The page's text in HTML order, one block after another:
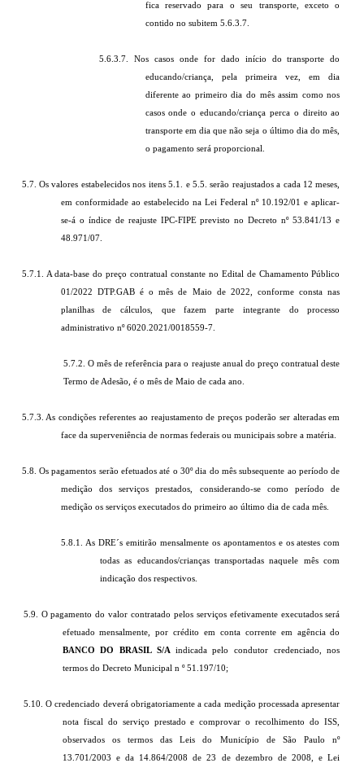
fica reservado para o seu transporte, exceto o
contido no subitem 5.6.3.7.
5.6.3.7. Nos casos onde for dado início do transporte do
educando/criança, pela primeira vez, em dia
diferente ao primeiro dia do mês assim como nos
casos onde o educando/criança perca o direito ao
transporte em dia que não seja o último dia do mês,
o pagamento será proporcional.
5.7. Os valores estabelecidos nos itens 5.1. e 5.5. serão reajustados a cada 12 meses,
em conformidade ao estabelecido na Lei Federal nº 10.192/01 e aplicar-
se-á o índice de reajuste IPC-FIPE previsto no Decreto nº 53.841/13 e
48.971/07.
5.7.1. A data-base do preço contratual constante no Edital de Chamamento Público
01/2022 DTP.GAB é o mês de Maio de 2022, conforme consta nas
planilhas de cálculos, que fazem parte integrante do processo
administrativo nº 6020.2021/0018559-7.
5.7.2. O mês de referência para o reajuste anual do preço contratual deste
Termo de Adesão, é o mês de Maio de cada ano.
5.7.3. As condições referentes ao reajustamento de preços poderão ser alteradas em
face da superveniência de normas federais ou municipais sobre a matéria.
5.8. Os pagamentos serão efetuados até o 30º dia do mês subsequente ao período de
medição dos serviços prestados, considerando-se como período de
medição os serviços executados do primeiro ao último dia de cada mês.
5.8.1. As DRE´s emitirão mensalmente os apontamentos e os atestes com
todas as educandos/crianças transportadas naquele mês com
indicação dos respectivos.
5.9. O pagamento do valor contratado pelos serviços efetivamente executados será
efetuado mensalmente, por crédito em conta corrente em agência do
BANCO DO
BRASIL S/A indicada pelo condutor credenciado, nos
termos do Decreto Municipal n º 51.197/10;
5.10. O credenciado deverá obrigatoriamente a cada medição processada apresentar
nota fiscal do serviço prestado e comprovar o recolhimento do ISS,
observados os termos das Leis do Município de São Paulo nº
13.701/2003 e da 14.864/2008 de 23 de dezembro de 2008, e Lei